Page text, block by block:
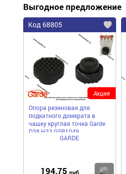
Выгодное предложение
Код 68805
Опора резиновая для
подкатного домкрата в
чашку круглая точка Garde
D38 H33 GSR1049
GARDE
194,75
Акция